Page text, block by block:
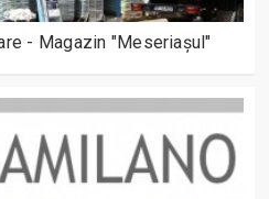
- Magazin "Meseriașul"